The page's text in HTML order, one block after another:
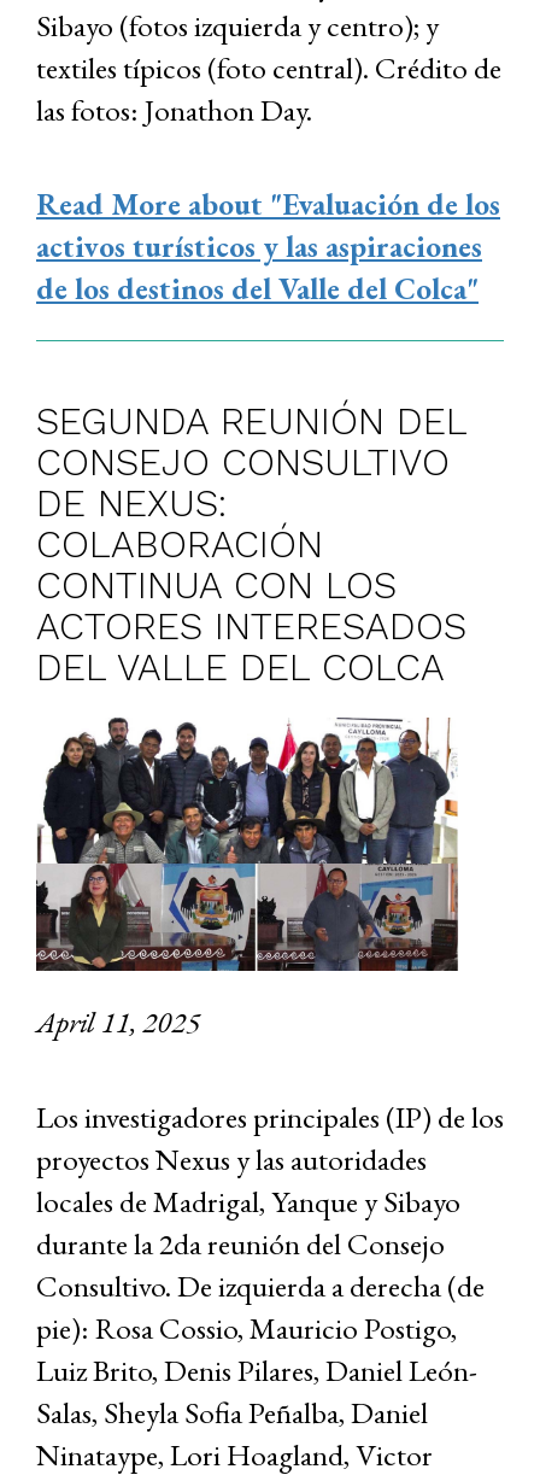
Sibayo (fotos izquierda y centro); y
textiles típicos (foto central). Crédito de
las fotos: Jonathon Day.
Read More about "Evaluación de los
activos turísticos y las aspiraciones
de los destinos del Valle del Colca"
SEGUNDA REUNIÓN DEL
CONSEJO CONSULTIVO
DE NEXUS:
COLABORACIÓN
CONTINUA CON LOS
ACTORES INTERESADOS
DEL VALLE DEL COLCA
April 11, 2025
Los investigadores principales (IP) de los
proyectos Nexus y las autoridades
locales de Madrigal, Yanque y Sibayo
durante la 2da reunión del Consejo
Consultivo. De izquierda a derecha (de
pie): Rosa Cossio, Mauricio Postigo,
Luiz Brito, Denis Pilares, Daniel León-
Salas, Sheyla Sofia Peñalba, Daniel
Ninataype, Lori Hoagland, Victor